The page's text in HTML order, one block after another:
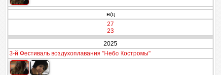
н/д
27
23
2025
3-й Фестиваль воздухоплавания "Небо Костромы"